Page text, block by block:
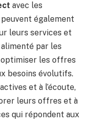
avec les
également
leurs services et
par les
les offres
besoins évolutifs.
et à l’écoute,
leurs offres et à
qui répondent aux